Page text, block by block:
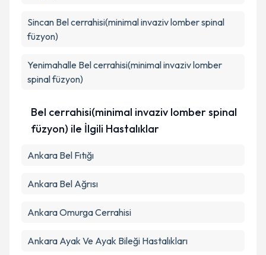
Sincan Bel cerrahisi(minimal invaziv lomber spinal
füzyon)
Yenimahalle Bel cerrahisi(minimal invaziv lomber
spinal füzyon)
Bel cerrahisi(minimal invaziv lomber spinal
füzyon) ile İlgili Hastalıklar
Ankara Bel Fıtığı
Ankara Bel Ağrısı
Ankara Omurga Cerrahisi
Ankara Ayak Ve Ayak Bileği Hastalıkları